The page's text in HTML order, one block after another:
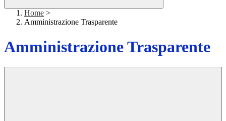
Home >
Amministrazione Trasparente
Amministrazione Trasparente